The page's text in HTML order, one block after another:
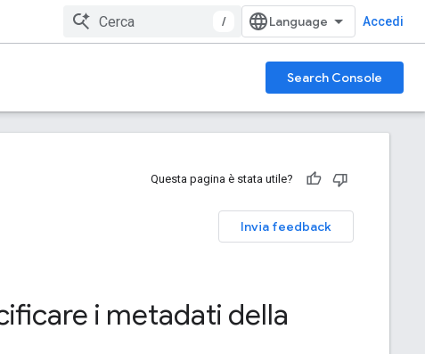
/ Accedi
Search Console
Questa pagina è stata utile?
Invia feedback
i metadati della